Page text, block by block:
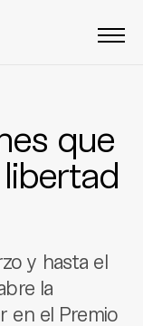
que
y hasta el
la
en el Premio